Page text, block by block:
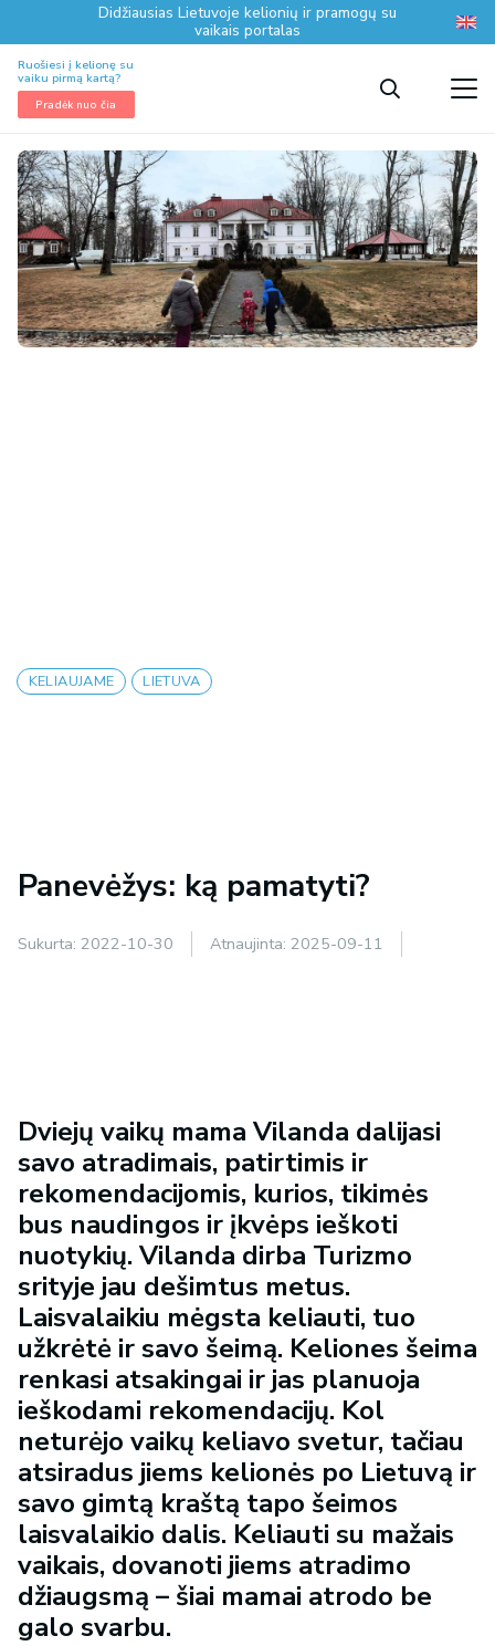
Didžiausias Lietuvoje kelionių ir pramogų su
vaikais portalas
Ruošiesi į kelionę su
vaiku pirmą kartą?
Pradėk nuo čia
KELIAUJAME LIETUVA
Panevėžys: ką pamatyti?
Sukurta: 2022-10-30 Atnaujinta: 2025-09-11
Dviejų vaikų mama Vilanda dalijasi
savo atradimais, patirtimis ir
rekomendacijomis, kurios, tikimės
bus naudingos ir įkvėps ieškoti
nuotykių. Vilanda dirba Turizmo
srityje jau dešimtus metus.
Laisvalaikiu mėgsta keliauti, tuo
užkrėtė ir savo šeimą. Keliones šeima
renkasi atsakingai ir jas planuoja
ieškodami rekomendacijų. Kol
neturėjo vaikų keliavo svetur, tačiau
atsiradus jiems kelionės po Lietuvą ir
savo gimtą kraštą tapo šeimos
laisvalaikio dalis. Keliauti su mažais
vaikais, dovanoti jiems atradimo
džiaugsmą – šiai mamai atrodo be
galo svarbu.